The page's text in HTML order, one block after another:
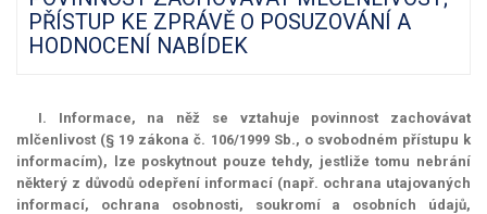
PŘÍSTUP KE ZPRÁVĚ O POSUZOVÁNÍ A
HODNOCENÍ NABÍDEK
I. Informace, na něž se vztahuje povinnost zachovávat
mlčenlivost (§ 19 zákona č. 106/1999 Sb., o svobodném přístupu k
informacím), lze poskytnout pouze tehdy, jestliže tomu nebrání
některý z důvodů odepření informací (např. ochrana utajovaných
informací, ochrana osobnosti, soukromí a osobních údajů,